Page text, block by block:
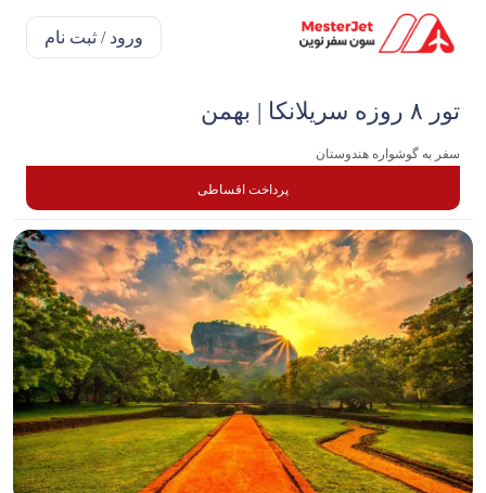
ورود / ثبت نام
تور ۸ روزه سریلانکا | بهمن
سفر به گوشواره هندوستان
پرداخت اقساطی